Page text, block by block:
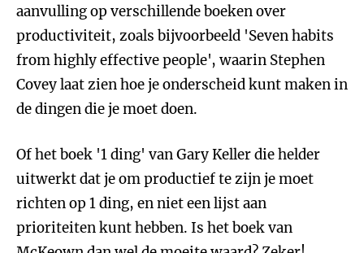
aanvulling op verschillende boeken over
productiviteit, zoals bijvoorbeeld 'Seven habits
from highly effective people', waarin Stephen
Covey laat zien hoe je onderscheid kunt maken in
de dingen die je moet doen.
Of het boek '1 ding' van Gary Keller die helder
uitwerkt dat je om productief te zijn je moet
richten op 1 ding, en niet een lijst aan
prioriteiten kunt hebben. Is het boek van